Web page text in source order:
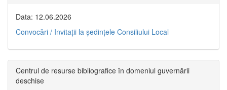
Data: 12.06.2026
Convocări / Invitaţii la şedinţele Consiliului Local
Centrul de resurse bibliografice în domeniul guvernării
deschise